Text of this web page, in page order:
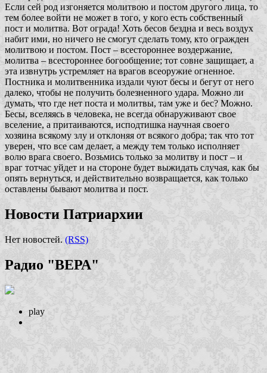
Если сей род изгоняется молитвою и постом другого лица, то
тем более войти не может в того, у кого есть собственный
пост и молитва. Вот ограда! Хоть бесов бездна и весь воздух
набит ими, но ничего не смогут сделать тому, кто огражден
молитвою и постом. Пост – всестороннее воздержание,
молитва – всестороннее богообщение; тот совне защищает, а
эта извнутрь устремляет на врагов всеоружие огненное.
Постника и молитвенника издали чуют бесы и бегут от него
далеко, чтобы не получить болезненного удара. Можно ли
думать, что где нет поста и молитвы, там уже и бес? Можно.
Бесы, вселяясь в человека, не всегда обнаруживают свое
вселение, а притаиваются, исподтишка научная своего
хозяина всякому злу и отклоняя от всякого добра; так что тот
уверен, что все сам делает, а между тем только исполняет
волю врага своего. Возьмись только за молитву и пост – и
враг тотчас уйдет и на стороне будет выжидать случая, как бы
опять вернуться, и действительно возвращается, как только
оставлены бывают молитва и пост.
Новости Патриархии
Нет новостей. (RSS)
Радио "ВЕРА"
play